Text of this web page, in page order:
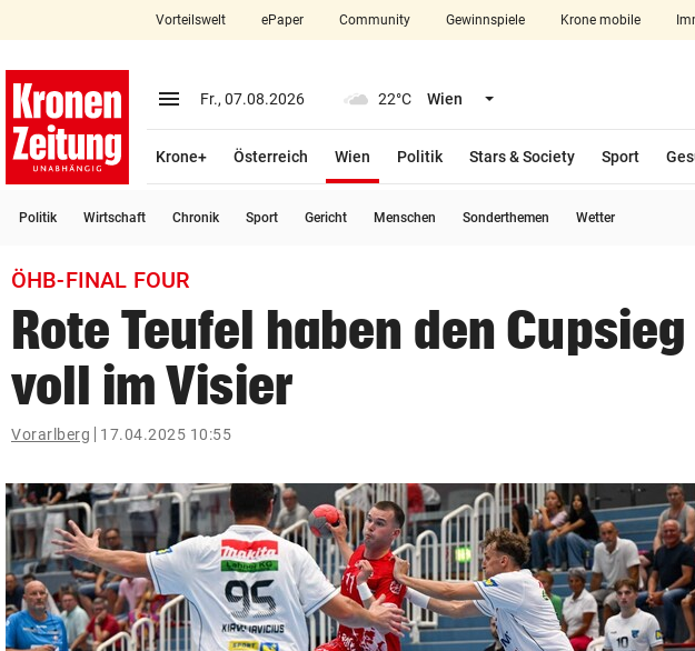
closeSchließen
account_circle Anmelden
arrow_right
bookmark
search
Suchbegriff
eingeben
© Krone Multimedia GmbH & Co KG 2026
Muthgasse 2, 1190 Wien
Vorteilswelt ePaper Community Gewinnspiele Krone mobile
menu Menü aufklappen
Fr., 07.08.2026 22°C Wien Menü aufklappen
Krone+ Österreich Wien
Politik
Stars & Society Sport
Politik Wirtschaft Chronik Sport Gericht Menschen Sonderthemen Wetter
ÖHB-FINAL FOUR
Rote Teufel haben den Cupsieg
voll im Visier
Vorarlberg 17.04.2025 10:55